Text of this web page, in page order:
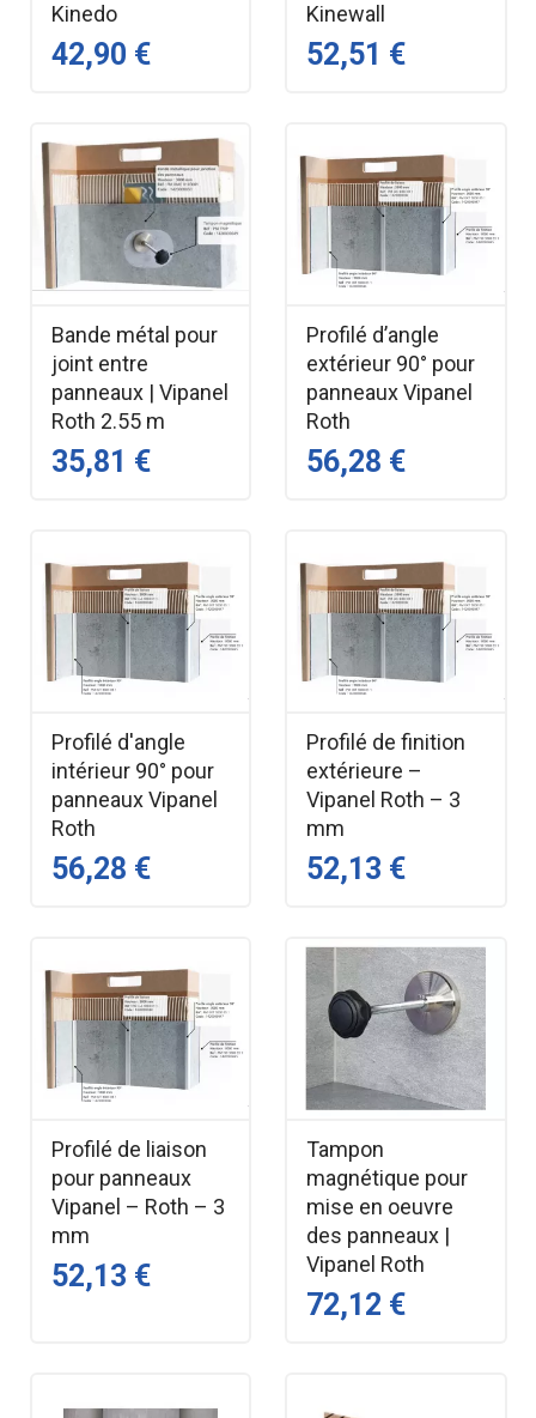
Kinedo
42,90 €
Kinewall
52,51 €
Bande métal pour
joint entre
panneaux | Vipanel
Roth 2.55 m
35,81 €
Profilé d’angle
extérieur 90° pour
panneaux Vipanel
Roth
56,28 €
Profilé d'angle
intérieur 90° pour
panneaux Vipanel
Roth
56,28 €
Profilé de finition
extérieure –
Vipanel Roth – 3
mm
52,13 €
Profilé de liaison
pour panneaux
Vipanel – Roth – 3
mm
52,13 €
Tampon
magnétique pour
mise en oeuvre
des panneaux |
Vipanel Roth
72,12 €